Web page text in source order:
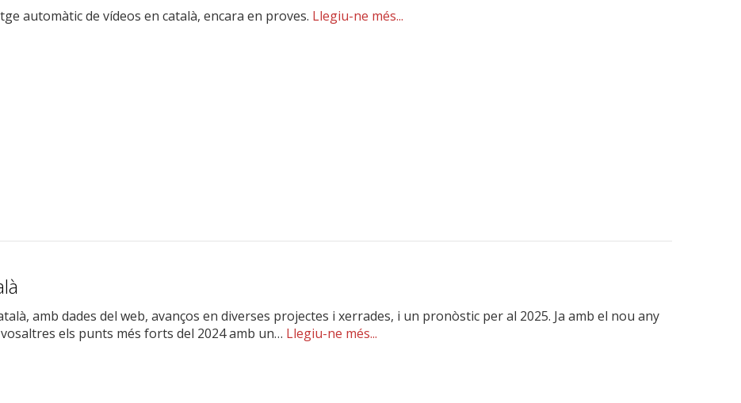
automàtic de vídeos en català, encara en proves. Llegiu-ne més...
amb dades del web, avanços en diverses projectes i xerrades, i un pronòstic per al 2025. Ja amb el nou any
els punts més forts del 2024 amb un… Llegiu-ne més...